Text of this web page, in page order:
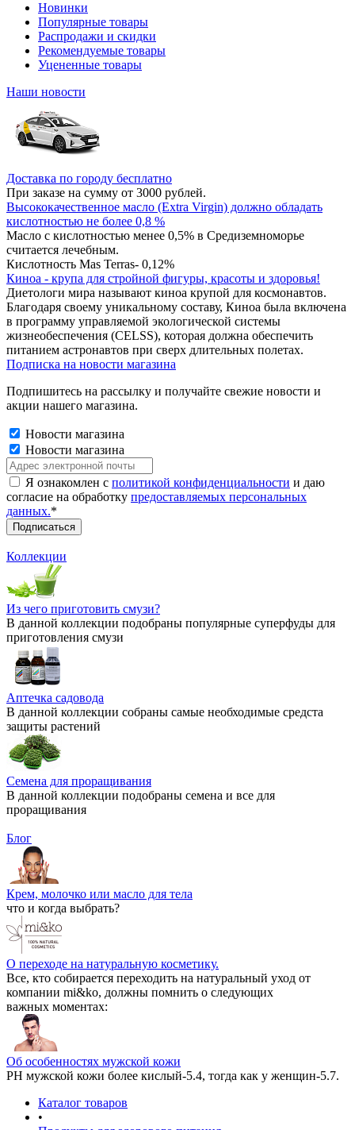
Новинки
Популярные товары
Распродажи и скидки
Рекомендуемые товары
Уцененные товары
Наши новости
Доставка по городу бесплатно
При заказе на сумму от 3000 рублей.
Высококачественное масло (Extra Virgin) должно обладать
кислотностью не более 0,8 %
Масло с кислотностью менее 0,5% в Средиземноморье
считается лечебным.
Кислотность Mas Terras- 0,12%
Киноа - крупа для стройной фигуры, красоты и здоровья!
Диетологи мира называют киноа крупой для космонавтов.
Благодаря своему уникальному составу, Киноа была включена
в программу управляемой экологической системы
жизнеобеспечения (CELSS), которая должна обеспечить
питанием астронавтов при сверх длительных полетах.
Подписка на новости магазина
Подпишитесь на рассылку и получайте свежие новости и
акции нашего магазина.
Новости магазина
Новости магазина
Я ознакомлен с политикой конфиденциальности и даю
согласие на обработку предоставляемых персональных
данных.*
Коллекции
Из чего приготовить смузи?
В данной коллекции подобраны популярные суперфуды для
приготовления смузи
Аптечка садовода
В данной коллекции собраны самые необходимые средста
защиты растений
Семена для проращивания
В данной коллекции подобраны семена и все для
проращивания
Блог
Крем, молочко или масло для тела
что и когда выбрать?
О переходе на натуральную косметику.
Все, кто собирается переходить на натуральный уход от
компании mi&ko, должны помнить о следующих
важных моментах:
Об особенностях мужской кожи
РН мужской кожи более кислый-5.4, тогда как у женщин-5.7.
Каталог товаров
•